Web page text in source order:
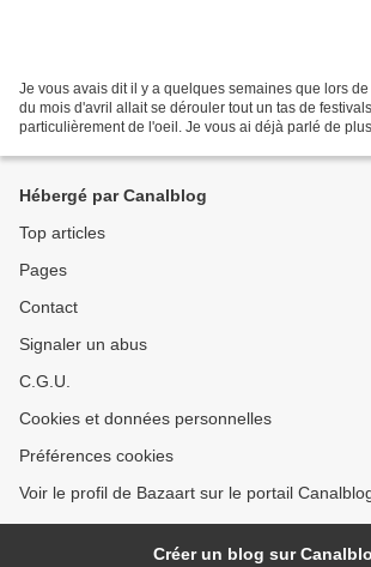
Je vous avais dit il y a quelques semaines que lors
du mois d'avril allait se dérouler tout un tas de
particulièrement de l'oeil. Je vous ai déjà parlé de
Hébergé par Canalblog
Top articles
Pages
Contact
Signaler un abus
C.G.U.
Cookies et données personnelles
Préférences cookies
Voir le profil de Bazaart sur le portail
Créer un blog sur